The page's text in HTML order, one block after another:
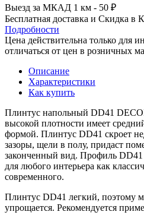
Выезд за МКАД 1 км - 50 ₽
Бесплатная доставка и Скидка в
Подробности
Цена действительна только для
отличаться от цен в розничных
Описание
Характеристики
Как купить
Плинтус напольный DD41
высокой плотности имеет
формой. Плинтус DD41 скроет
зазоры, щели в полу, придаст
законченный вид. Профиль
для любого интерьера как
современного.
Плинтус DD41 легкий, поэтому
упрощается. Рекомендуется